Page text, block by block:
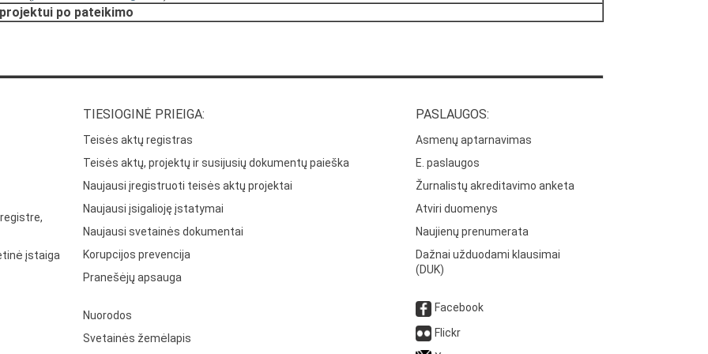
po pateikimo
įstaiga
TIESIOGINĖ PRIEIGA:
Teisės aktų registras
Teisės aktų, projektų ir susijusių dokumentų paieška
Naujausi įregistruoti teisės aktų projektai
Naujausi įsigalioję įstatymai
Naujausi svetainės dokumentai
Korupcijos prevencija
Pranešėjų apsauga
Nuorodos
Svetainės žemėlapis
PASLAUGOS:
Asmenų aptarnavimas
E. paslaugos
Žurnalistų akreditavimo anketa
Atviri duomenys
Naujienų prenumerata
Dažnai užduodami klausimai
(DUK)
Facebook
Flickr